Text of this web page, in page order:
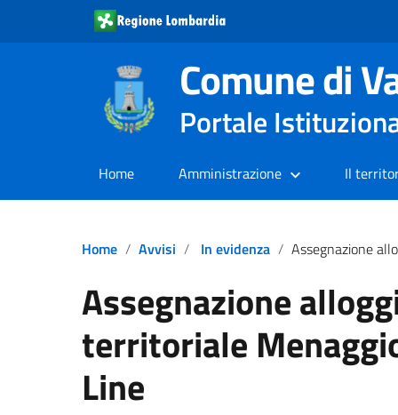
Comune di
Portale
Home Amministrazione Il
Home Avvisi In evidenza Assegnazione alloggi ambito
Assegnazione
territoriale
Line